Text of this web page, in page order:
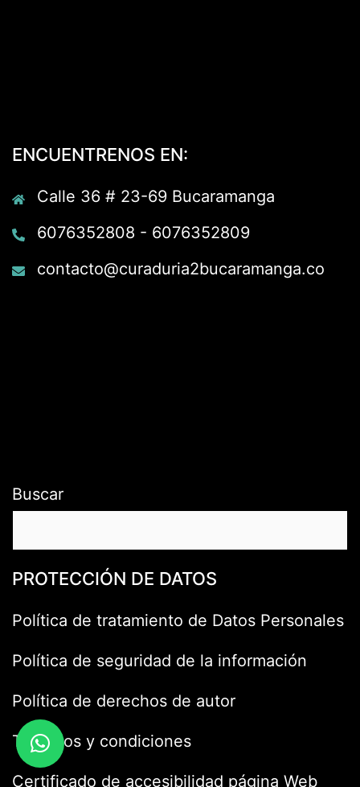
ENCUENTRENOS EN:
Calle 36 # 23-69 Bucaramanga
6076352808 - 6076352809
contacto@curaduria2bucaramanga.co
Buscar
PROTECCIÓN DE DATOS
Política de tratamiento de Datos Personales
Política de seguridad de la información
Política de derechos de autor
Términos y condiciones
Certificado de accesibilidad página Web